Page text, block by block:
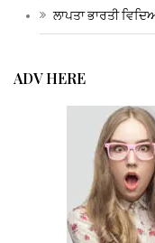
ਲਾਪਤਾ ਭਾਰਤੀ
ADV HERE